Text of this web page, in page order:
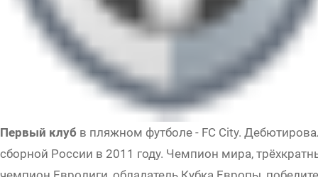
Первый клуб в пляжном футболе - FC City.
сборной России в 2011 году. Чемпион мира,